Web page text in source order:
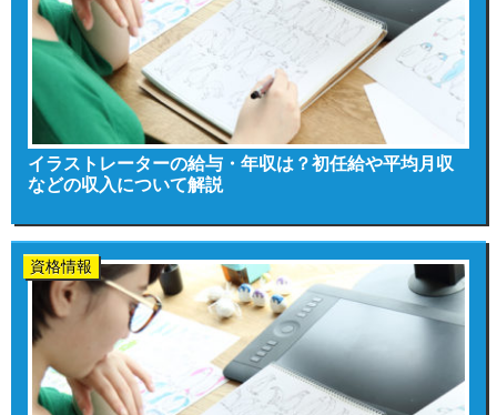
イラストレーターの給与・年収は？初任給や平均月収
などの収入について解説
資格情報